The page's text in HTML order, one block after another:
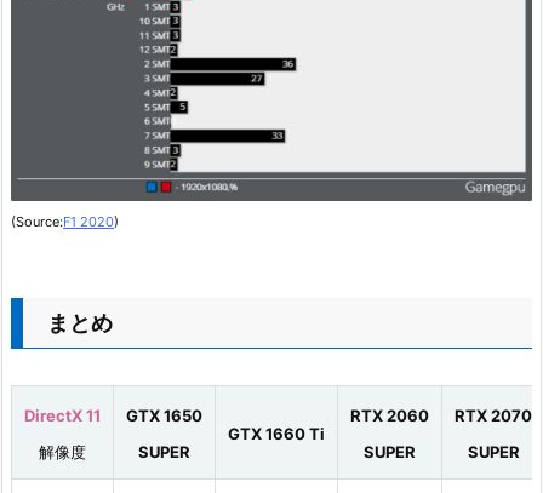
(Source:F1 2020)
まとめ
DirectX 11
解像度
GTX 1650
SUPER
GTX 1660 Ti
RTX 2060
SUPER
RTX 2070
SUPER